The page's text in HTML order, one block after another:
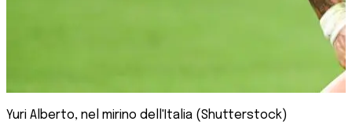
Yuri Alberto, nel mirino dell'Italia (Shutterstock)